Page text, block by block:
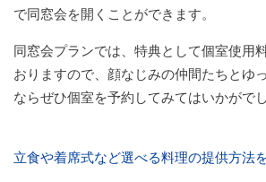
で同窓会を開くことができます。
同窓会プランでは、特典として個室使用
おりますので、顔なじみの仲間たちとゆ
ならぜひ個室を予約してみてはいかがでし
立食や着席式など選べる料理の提供方法